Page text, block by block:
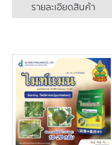
รายละเอียดสินค้า